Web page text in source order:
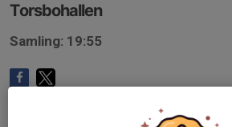
Torsbohallen
Samling: 19:55